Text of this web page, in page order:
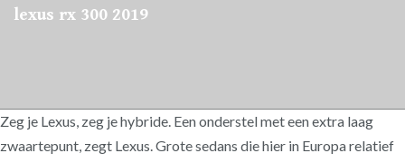
lexus rx 300 2019
Zeg je Lexus, zeg je hybride. Een onderstel met een extra laag
zwaartepunt, zegt Lexus. Grote sedans die hier in Europa relatief